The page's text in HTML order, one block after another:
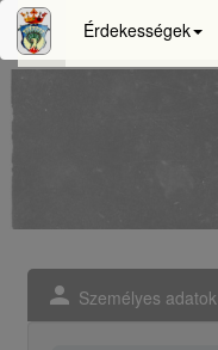
Érdekességek
person Személyes adatok